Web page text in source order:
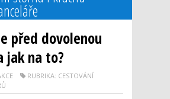
před dovolenou
jak na to?
RUBRIKA: CESTOVÁNÍ